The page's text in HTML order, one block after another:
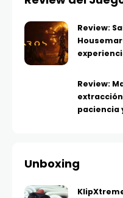
Review:
Review:
paciencia
Unboxing